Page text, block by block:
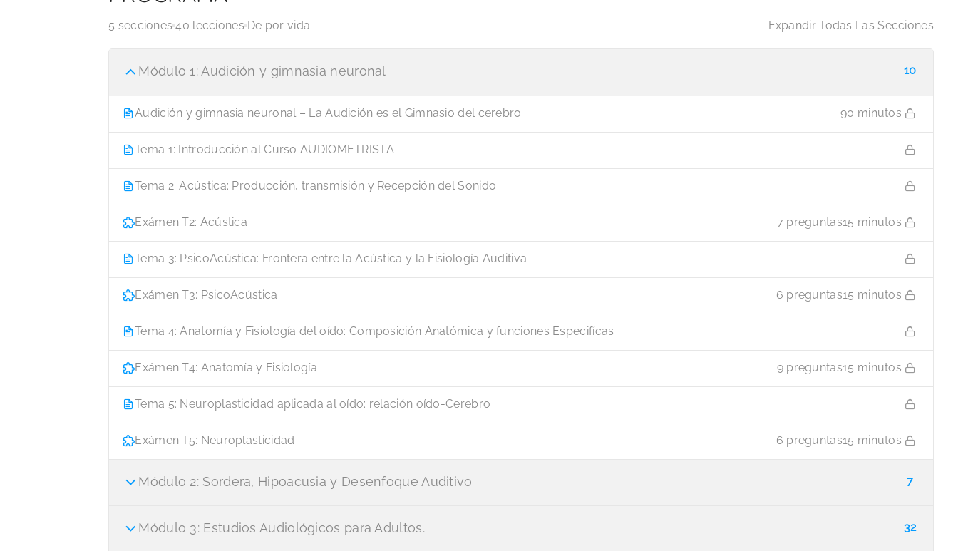
5 secciones 40 lecciones De por vida Expandir Todas Las Secciones
Módulo 1: Audición y gimnasia neuronal 10
Audición y gimnasia neuronal – La Audición es el Gimnasio del cerebro 90 minutos
Tema 1: Introducción al Curso AUDIOMETRISTA
Tema 2: Acústica: Producción, transmisión y Recepción del Sonido
Exámen T2: Acústica 15 minutos
7 preguntas
Tema 3: PsicoAcústica: Frontera entre la Acústica y la Fisiología Auditiva
Exámen T3: PsicoAcústica 15 minutos
6 preguntas
Tema 4: Anatomía y Fisiología del oído: Composición Anatómica y funciones Especifícas
Exámen T4: Anatomía y Fisiología 15 minutos
9 preguntas
Tema 5: Neuroplasticidad aplicada al oído: relación oído-Cerebro
Exámen T5: Neuroplasticidad 15 minutos
6 preguntas
Módulo 2: Sordera, Hipoacusia y Desenfoque Auditivo 7
Módulo 3: Estudios Audiológicos para Adultos. 32